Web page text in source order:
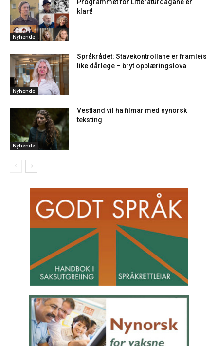
Nyhende
Programmet for Litteraturdagane er
klart!
Nyhende
Språkrådet: Stavekontrollane er framleis
like dårlege – bryt opplæringslova
Nyhende
Vestland vil ha filmar med nynorsk
teksting